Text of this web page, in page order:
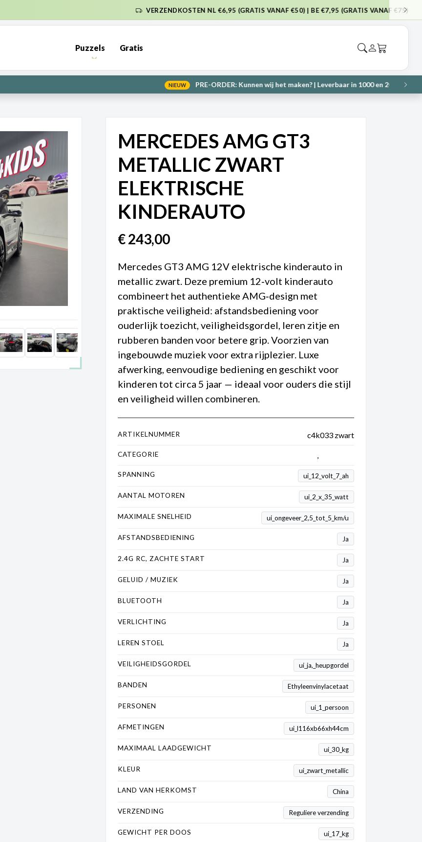
NL €6,95 (GRATIS VANAF €50) | BE €7,95 (GRATIS VANAF €75)
Puzzels Gratis
ORDER: Kunnen wij het maken? | Leverbaar in 1000 en 2000 stukjes →
MERCEDES AMG GT3
METALLIC ZWART
ELEKTRISCHE
KINDERAUTO
€243,00
Mercedes GT3 AMG 12V elektrische kinderauto in
metallic zwart. Deze premium 12‑volt kinderauto
combineert het authentieke AMG‑design met
praktische veiligheid: afstandsbediening voor
ouderlijk toezicht, veiligheidsgordel, leren zitje en
rubberen banden voor betere grip. Voorzien van
ingebouwde muziek voor extra rijplezier. Luxe
afwerking, eenvoudige bediening en geschikt voor
kinderen tot circa 5 jaar — ideaal voor ouders die stijl
en veiligheid willen combineren.
ARTIKELNUMMER c4k033 zwart
CATEGORIE ,
SPANNING ui_12_volt_7_ah
AANTAL MOTOREN ui_2_x_35_watt
MAXIMALE SNELHEID ui_ongeveer_2,5_tot_5_km/u
AFSTANDSBEDIENING Ja
2.4G RC, ZACHTE START Ja
GELUID / MUZIEK Ja
BLUETOOTH Ja
VERLICHTING Ja
LEREN STOEL Ja
VEILIGHEIDSGORDEL ui_ja,_heupgordel
BANDEN Ethyleenvinylacetaat
PERSONEN ui_1_persoon
AFMETINGEN ui_l116xb66xh44cm
MAXIMAAL LAADGEWICHT ui_30_kg
KLEUR ui_zwart_metallic
LAND VAN HERKOMST China
VERZENDING Reguliere verzending
GEWICHT PER DOOS ui_17_kg